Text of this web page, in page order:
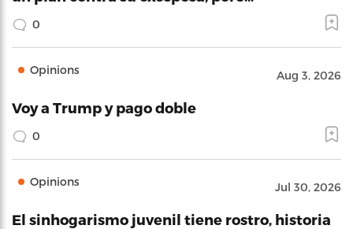
0
Opinions Aug 3, 2026
Voy a Trump y pago doble
0
Opinions Jul 30, 2026
El sinhogarismo juvenil tiene rostro, historia